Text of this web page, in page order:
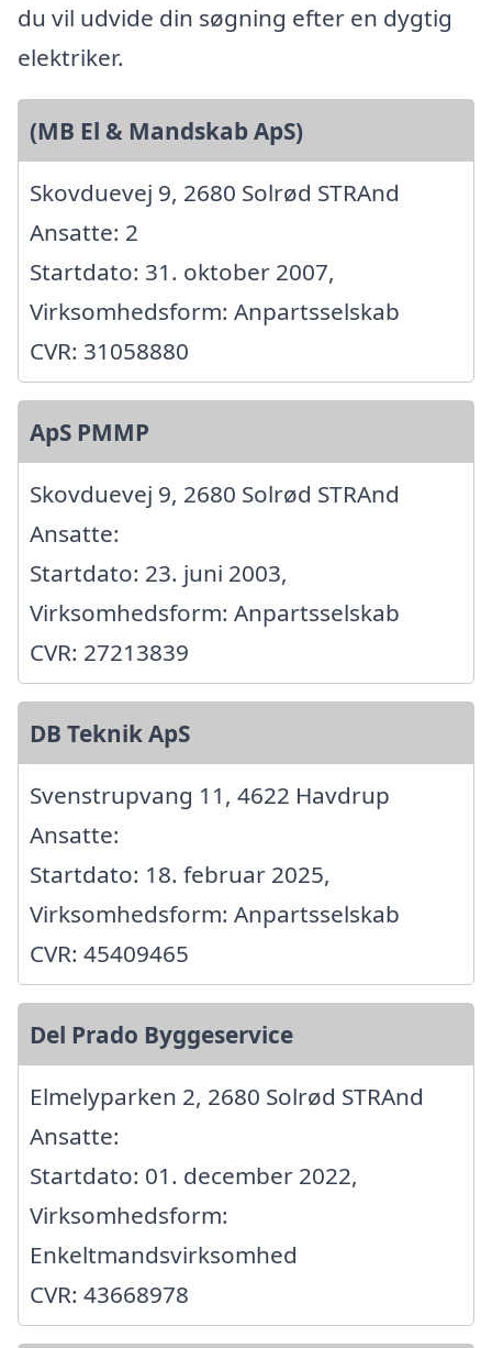
du vil udvide din søgning efter en dygtig
elektriker.
(MB El & Mandskab ApS)
Skovduevej 9, 2680 Solrød STRAnd
Ansatte: 2
Startdato: 31. oktober 2007,
Virksomhedsform: Anpartsselskab
CVR: 31058880
ApS PMMP
Skovduevej 9, 2680 Solrød STRAnd
Ansatte:
Startdato: 23. juni 2003,
Virksomhedsform: Anpartsselskab
CVR: 27213839
DB Teknik ApS
Svenstrupvang 11, 4622 Havdrup
Ansatte:
Startdato: 18. februar 2025,
Virksomhedsform: Anpartsselskab
CVR: 45409465
Del Prado Byggeservice
Elmelyparken 2, 2680 Solrød STRAnd
Ansatte:
Startdato: 01. december 2022,
Virksomhedsform:
Enkeltmandsvirksomhed
CVR: 43668978